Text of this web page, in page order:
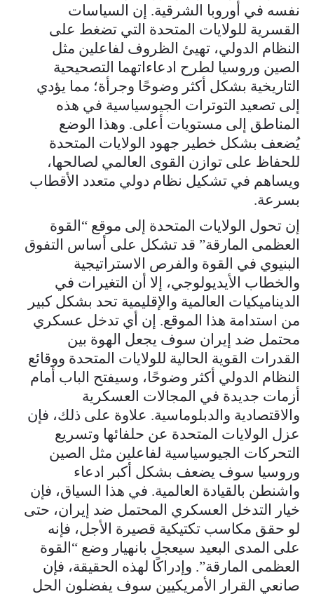
نفسه في أوروبا الشرقية. إن السياسات
القسرية للولايات المتحدة التي تضغط على
النظام الدولي، تهيئ الظروف لفاعلين مثل
الصين وروسيا لطرح ادعاءاتهما التصحيحية
التاريخية بشكل أكثر وضوحًا وجرأة؛ مما يؤدي
إلى تصعيد التوترات الجيوسياسية في هذه
المناطق إلى مستويات أعلى. وهذا الوضع
يُضعف بشكل خطير جهود الولايات المتحدة
للحفاظ على توازن القوى العالمي لصالحها،
ويساهم في تشكيل نظام دولي متعدد الأقطاب
بسرعة.
إن تحول الولايات المتحدة إلى موقع “القوة
العظمى المارقة” قد تشكل على أساس التفوق
البنيوي في القوة والفرص الاستراتيجية
والخطاب الأيديولوجي، إلا أن التغيرات في
الديناميكيات العالمية والإقليمية تحد بشكل كبير
من استدامة هذا الموقع. إن أي تدخل عسكري
محتمل ضد إيران سوف يجعل الهوة بين
القدرات القوية الحالية للولايات المتحدة ووقائع
النظام الدولي أكثر وضوحًا، وسيفتح الباب أمام
أزمات جديدة في المجالات العسكرية
والاقتصادية والدبلوماسية. علاوة على ذلك، فإن
عزل الولايات المتحدة عن حلفائها وتسريع
التحركات الجيوسياسية لفاعلين مثل الصين
وروسيا سوف يضعف بشكل أكبر ادعاء
واشنطن بالقيادة العالمية. في هذا السياق، فإن
خيار التدخل العسكري المحتمل ضد إيران، حتى
لو حقق مكاسب تكتيكية قصيرة الأجل، فإنه
على المدى البعيد سيعجل بانهيار وضع “القوة
العظمى المارقة”. وإدراكًا لهذه الحقيقة، فإن
صانعي القرار الأمريكيين سوف يفضلون الحل